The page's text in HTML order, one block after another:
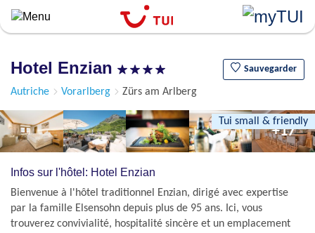
Aller
principal
Hotel Enzian Sauvegarder
Autriche Vorarlberg Zürs am Arlberg
Tui small & friendly
+17
Infos sur l'hôtel: Hotel Enzian
Bienvenue à l'hôtel traditionnel Enzian, dirigé avec expertise
par la famille Elsensohn depuis plus de 95 ans. Ici, vous
trouverez convivialité, hospitalité sincère et un emplacement